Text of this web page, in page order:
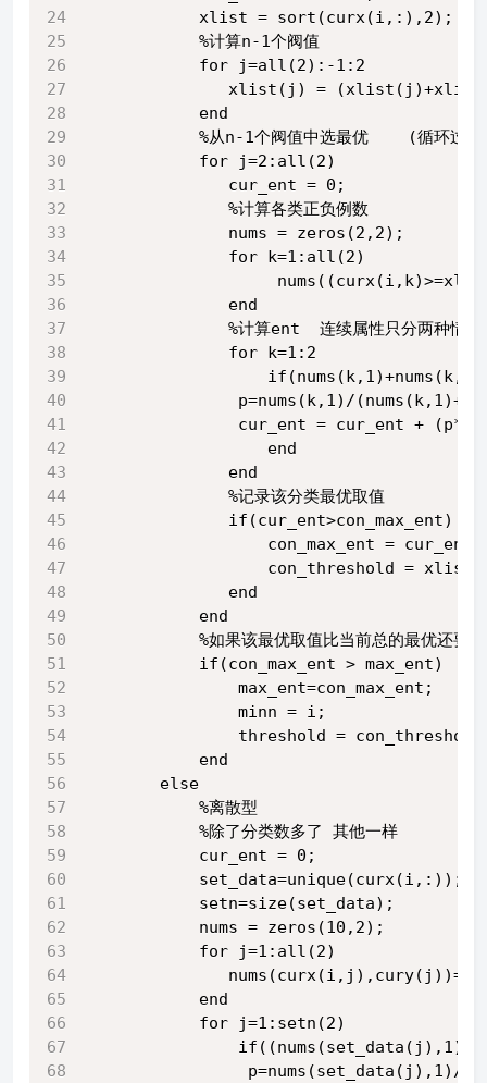
            xlist = sort(curx(i,:),2);
            %计算n-1个阀值
            for j=all(2):-1:2
xlist(j) =
            end
%从n-1个阀值中选最优    (循环过程
            for j=2:all(2)
               cur_ent = 0;
               %计算各类正负例数
               nums = zeros(2,2);
               for k=1:all(2)
               end
               %计算ent  连续属性只分两种情况
               for k=1:2
if(nums(k,1)+nums(k,2)
p=nums(k,1)/
cur_ent = cur_ent +
                   end
               end
               %记录该分类最优取值
               if(cur_ent>con_max_ent)
                   con_max_ent = cur_ent;
con_threshold =
               end
            end
%如果该最优取值比当前总的最优还要
            if(con_max_ent > max_ent)
                max_ent=con_max_ent;
                minn = i;
threshold =
            end
        else
            %离散型
            %除了分类数多了 其他一样
            cur_ent = 0;
            set_data=unique(curx(i,:));
            setn=size(set_data);
            nums = zeros(10,2);
            for j=1:all(2)
            end
            for j=1:setn(2)
p=nums(set_data(j),1)/